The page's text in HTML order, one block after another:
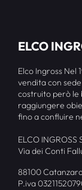
ELCO
Elco Ingross Nel
vendita con
costruito però le
raggiungere
fino a confluire
ELCO INGROSS
Via dei Conti
88100
P.iva